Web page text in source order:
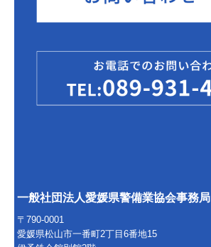
一般社団法人愛媛県警備業協会事務局
〒790-0001
愛媛県松山市一番町2丁目6番地15